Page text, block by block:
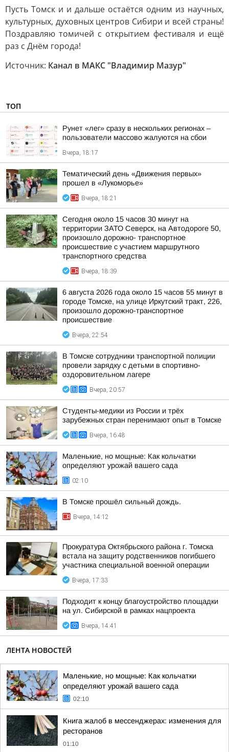
Пусть Томск и и дальше остаётся одним из научных,
культурных, духовных центров Сибири и всей страны!
Поздравляю томичей с открытием фестиваля и ещё
раз с Днём города!
Источник: Канал в МАКС "Владимир Мазур"
ТОП
Рунет «лег» сразу в нескольких регионах –
пользователи массово жалуются на сбои
Вчера, 18:17
Тематический день «Движения первых»
прошел в «Лукоморье»
Вчера, 18:21
Сегодня около 15 часов 30 минут на
территории ЗАТО Северск, на Автодороге 50,
произошло дорожно- транспортное
происшествие с участием маршрутного
транспортного средства
Вчера, 18:39
6 августа 2026 года около 15 часов 55 минут в
городе Томске, на улице Иркутский тракт, 226,
произошло дорожно-транспортное
происшествие
Вчера, 22:54
В Томске сотрудники транспортной полиции
провели зарядку с детьми в спортивно-
оздоровительном лагере
Вчера, 20:57
Студенты-медики из России и трёх
зарубежных стран перенимают опыт в Томске
Вчера, 16:48
Маленькие, но мощные: Как кольчатки
определяют урожай вашего сада
02:10
В Томске прошёл сильный дождь.
Вчера, 14:12
Прокуратура Октябрьского района г. Томска
встала на защиту родственников погибшего
участника специальной военной операции
Вчера, 17:33
Подходит к концу благоустройство площадки
на ул. Сибирской в рамках нацпроекта
Вчера, 14:41
ЛЕНТА НОВОСТЕЙ
Маленькие, но мощные: Как кольчатки
определяют урожай вашего сада
02:10
Книга жалоб в мессенджерах: изменения для
ресторанов
01:10